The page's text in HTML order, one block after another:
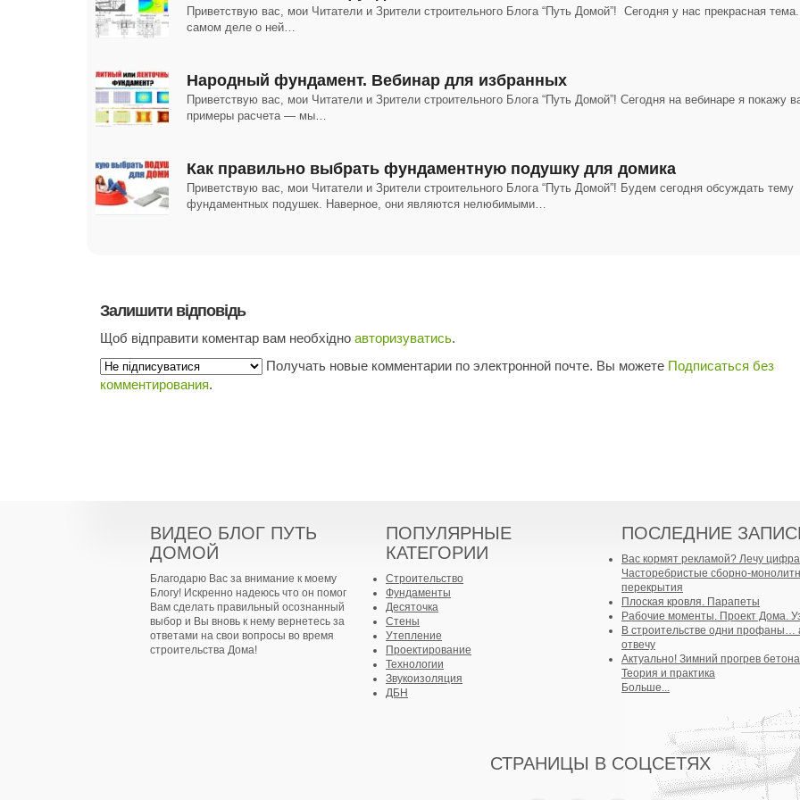
Приветствую вас, мои Читатели и Зрители строительного Блога “Путь Домой”! Сегодня у нас прекрасная
самом деле о ней…
Народный фундамент. Вебинар для избранных
Приветствую вас, мои Читатели и Зрители строительного Блога “Путь Домой”! Сегодня на вебинаре я покажу
примеры расчета — мы…
Как правильно выбрать фундаментную подушку для домика
Приветствую вас, мои Читатели и Зрители строительного Блога “Путь Домой”! Будем сегодня обсуждать тему
фундаментных подушек. Наверное, они являются нелюбимыми…
Залишити відповідь
Щоб відправити коментар вам необхідно авторизуватись.
Получать новые комментарии по электронной почте. Вы можете Подписаться без
комментирования.
ВИДЕО БЛОГ ПУТЬ
ДОМОЙ
Благодарю Вас за внимание к моему
Блогу! Искренно надеюсь что он помог
Вам сделать правильный осознанный
выбор и Вы вновь к нему вернетесь за
ответами на свои вопросы во время
строительства Дома!
ПОПУЛЯРНЫЕ
КАТЕГОРИИ
Строительство
Фундаменты
Десяточка
Стены
Утепление
Проектирование
Технологии
Звукоизоляция
ДБН
ПОСЛЕДНИЕ
Вас кормят рекламой? Лечу
Часторебристые сборно-
перекрытия
Плоская кровля. Парапеты
Рабочие моменты. Проект Дома.
В строительстве одни профаны…
отвечу
Актуально! Зимний прогрев
Теория и практика
Больше...
СТРАНИЦЫ В СОЦСЕТЯХ